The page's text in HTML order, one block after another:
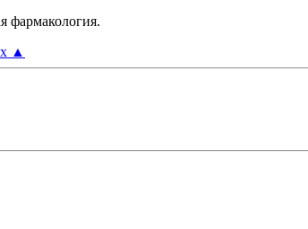
фармакология.
▲